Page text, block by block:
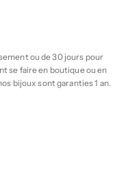
ou de 30 jours pour
se faire en boutique ou en
bijoux sont garanties 1 an.